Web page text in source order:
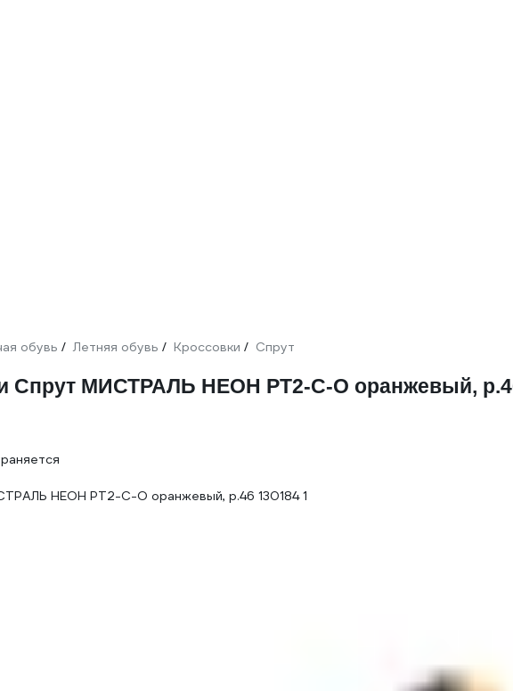
обувь / Летняя обувь / Кроссовки / Спрут
Спрут МИСТРАЛЬ НЕОН PT2-C-O оранжевый,